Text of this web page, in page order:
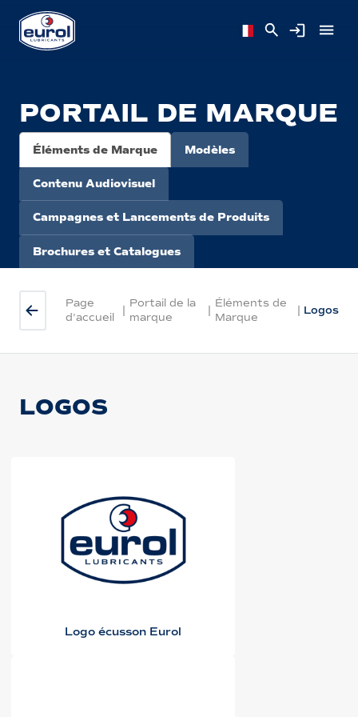
PORTAIL DE MARQUE
Éléments de Marque Modèles
Contenu Audiovisuel
Campagnes et Lancements de Produits
Brochures et Catalogues
Page
d'accueil
|
Portail de la
marque
|
Éléments de
Marque
| Logos
LOGOS
Logo écusson Eurol